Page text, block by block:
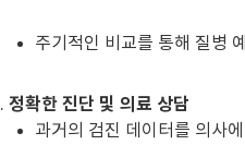
주기적인 비교를 통해 질병
정확한 진단 및 의료 상담
과거의 검진 데이터를 의사